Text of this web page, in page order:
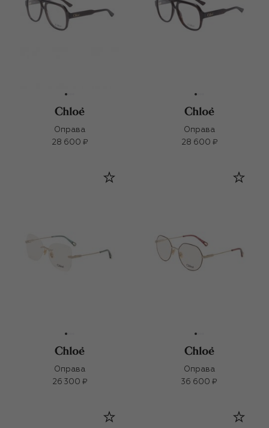
Оправа
28 600 ₽
Оправа
28 600 ₽
Оправа
26 300 ₽
Оправа
36 600 ₽